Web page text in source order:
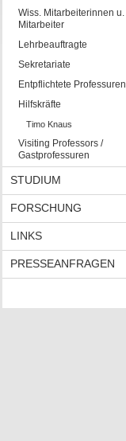
Wiss. Mitarbeiterinnen u.
Mitarbeiter
Lehrbeauftragte
Sekretariate
Entpflichtete Professuren
Hilfskräfte
Timo Knaus
Visiting Professors /
Gastprofessuren
STUDIUM
FORSCHUNG
LINKS
PRESSEANFRAGEN